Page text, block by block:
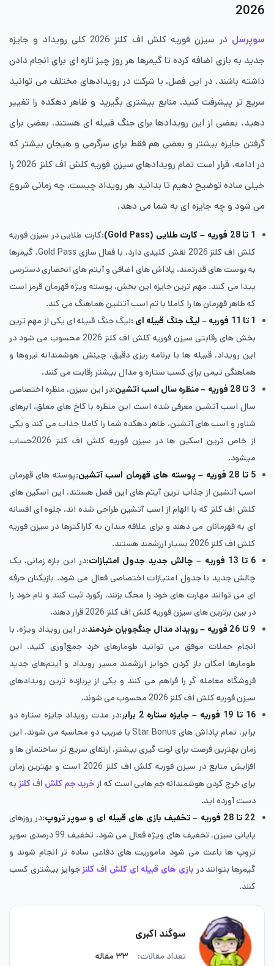
2026
سوپرسل
در سیزن فوریه کلش اف کلنز 2026 کلی رویداد و جایزه
جدید به بازی اضافه کرده تا گیمرها هر روز چیز تازه ای برای انجام دادن
داشته باشند. در این فصل، با شرکت در رویدادهای مختلف می توانید
سریع تر پیشرفت کنید، منابع بیشتری بگیرید و ظاهر دهکده را تغییر
دهید. بعضی از این رویدادها برای جنگ قبیله ای هستند، بعضی برای
گرفتن جایزه بیشتر و بعضی هم فقط برای سرگرمی و هیجان بیشتر که
در ادامه، قرار است تمام رویدادهای سیزن فوریه کلش اف کلنز 2026 را
خیلی ساده توضیح دهیم تا بدانید هر رویداد چیست، چه زمانی شروع
می شود و چه جایزه ای به شما می دهد.
1 تا 28 فوریه – کارت طلایی (Gold Pass)
:کارت طلایی در سیزن فوریه
کلش اف کلنز 2026 نقش کلیدی دارد. با فعال سازی Gold Pass، گیمرها
به بوست های قدرتمند، پاداش های اضافی و آیتم های انحصاری دسترسی
پیدا می کنند. مهم ترین جایزه این بخش، پوسته ویژه قهرمان قرمز است
که ظاهر قهرمان ها را کاملا با تم اسب آتشین هماهنگ می کند.
1 تا 11 فوریه – لیگ جنگ قبیله ای
:لیگ جنگ قبیله ای یکی از مهم ترین
بخش های رقابتی سیزن فوریه کلش اف کلنز 2026 محسوب می شود در
این رویداد، قبیله ها با برنامه ریزی دقیق، چینش هوشمندانه نیروها و
هماهنگی تیمی برای کسب ستاره و مدال بیشتر رقابت می کنند.
3 تا 28 فوریه – منظره سال اسب آتشین
:در این سیزن، منظره اختصاصی
سال اسب آتشین معرفی شده است این منظره با کاخ های معلق، ابرهای
شناور و اسب های آتشین، ظاهر دهکده شما را کاملا جذاب می کند و یکی
از خاص ترین اسکین ها در سیزن فوریه کلش اف کلنز 2026حساب
میشود.
5 تا 28 فوریه – پوسته های قهرمان اسب آتشین
:پوسته های قهرمان
اسب آتشین از جذاب ترین آیتم های این فصل هستند. این اسکین های
کلش اف کلنز که با الهام از اسب آتشین طراحی شده اند، جلوه ای افسانه
ای به قهرمانان می دهند و برای علاقه مندان به کاراکترها در سیزن فوریه
کلش اف کلنز 2026 بسیار ارزشمند هستند.
6 تا 13 فوریه – چالش جدید جدول امتیازات
:در این بازه زمانی، یک
چالش جدید با جدول امتیازات اختصاصی فعال می شود. بازیکنان حرفه
ای می توانند مهارت های خود را محک بزنند، رکورد ثبت کنند و نام خود را
در بین برترین های سیزن فوریه کلش اف کلنز 2026 قرار دهند.
9 تا 26 فوریه – رویداد مدال جنگجویان خردمند
:در این رویداد ویژه، با
انجام حملات موفق می توانید طومارهای خرد جمع‌آوری کنید. این
طومارها امکان باز کردن جوایز ارزشمند مسیر رویداد و آیتم‌های جدید
فروشگاه معامله گر را فراهم می کنند و یکی از پربازده ترین رویدادهای
سیزن فوریه کلش اف کلنز 2026 محسوب می شوند.
16 تا 19 فوریه – جایزه ستاره 2 براب
ر:در مدت رویداد جایزه ستاره دو
برابر، تمام پاداش های Star Bonus با ضریب دو محاسبه می شوند. این
زمان بهترین فرصت برای لوت گیری بیشتر، ارتقای سریع تر ساختمان ها و
افزایش منابع در سیزن فوریه کلش اف کلنز 2026 است و بهترین زمان
برای خرج کردن هوشمندانه جم هایی است که از خرید جم کلش اف کلنزبه
دست آورده اید.
22 تا 28 فوریه – تخفیف بازی های قبیله ای و سوپر تروپ
:در روزهای
پایانی سیزن، تخفیف های ویژه فعال می شود. تخفیف 99 درصدی سوپر
تروپ ها باعث می شود ماموریت های دفاعی ساده تر انجام شوند و
گیمرها بتوانند در بازی های قبیله ای کلش اف کلنزجوایز بیشتری کسب
کنند.
سوگند اکبری
تعداد مقالات: ۳۳ مقاله